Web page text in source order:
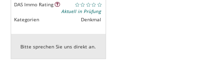
DAS Immo Rating
Aktuell in Prüfung
Kategorien
Denkmal
Bitte sprechen Sie uns direkt an.